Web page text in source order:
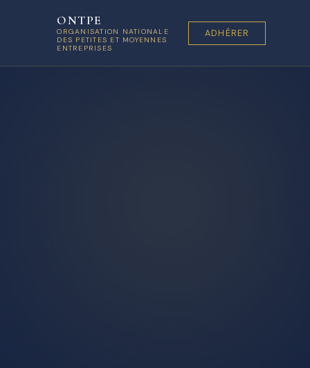
ONTPE
ORGANISATION NATIONALE
DES PETITES ET MOYENNES
ENTREPRISES
ADHÉRER